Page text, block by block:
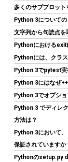
Crucial(クルーシャ
16GBX2枚 DDR4-
(
はこちら
多くのサブプロッ
Python 3について
文字列から句読点
Pythonにおける
Pythonには、クラ
Python 3でpytest実
Python 3にはなぜ
Python 3でオプシ
Python 3 でディレ
方法は？
Python 3において
保証されていますか
Pythonのsetup.py